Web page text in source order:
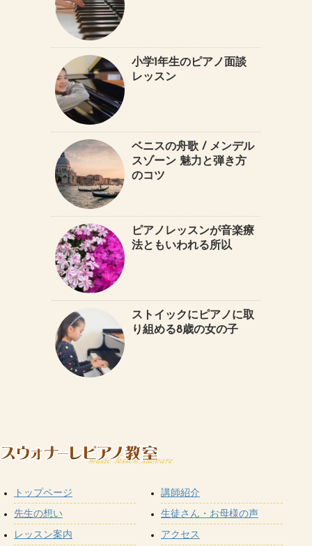
小学1年生のピアノ面談
レッスン
ベニスの舟歌 / メンデル
スゾーン 魅力と弾き方
のコツ
ピアノレッスンが音楽療
法ともいわれる所以
ストイックにピアノに取
り組める8歳の女の子
トップページ
先生の想い
レッスン案内
講師紹介
生徒さん・お母様の声
アクセス